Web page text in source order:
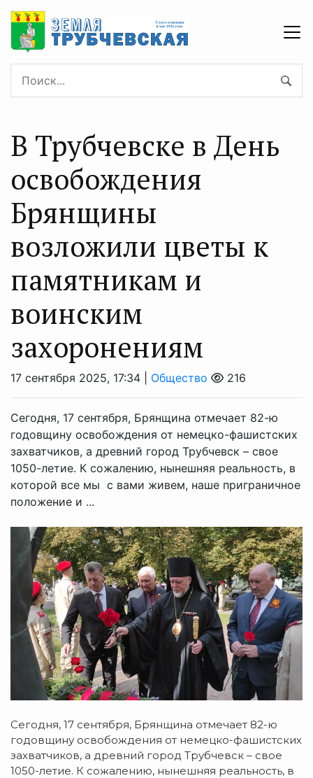
В Трубчевске в День
освобождения
Брянщины
возложили цветы к
памятникам и
воинским
захоронениям
17 сентября 2025, 17:34 | Общество 216
Сегодня, 17 сентября, Брянщина отмечает 82-ю
годовщину освобождения от немецко-фашистских
захватчиков, а древний город Трубчевск – свое
1050-летие. К сожалению, нынешняя реальность, в
которой все мы с вами живем, наше приграничное
положение и ...
Сегодня, 17 сентября, Брянщина отмечает 82-ю
годовщину освобождения от немецко-фашистских
захватчиков, а древний город Трубчевск – свое
1050-летие. К сожалению, нынешняя реальность, в